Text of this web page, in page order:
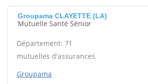
Groupama CLAYETTE (LA)
Mutuelle Santé Sénior
Département: 71
mutuelles d'assurances
Groupama